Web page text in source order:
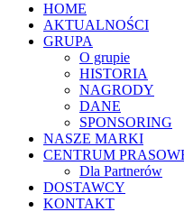
HOME
AKTUALNOŚCI
GRUPA
O grupie
HISTORIA
NAGRODY
DANE
SPONSORING
NASZE MARKI
CENTRUM
Dla Partnerów
DOSTAWCY
KONTAKT